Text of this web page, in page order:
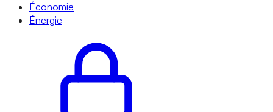
Économie
Énergie